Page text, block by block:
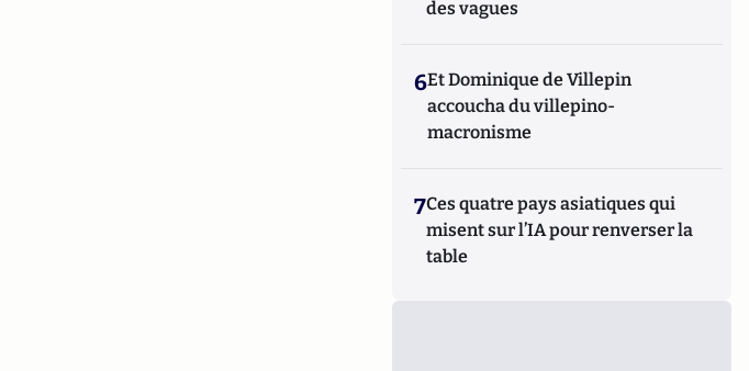
des vagues
6Et Dominique de Villepin
accoucha du villepino-
macronisme
7Ces quatre pays asiatiques qui
misent sur l’IA pour renverser la
table